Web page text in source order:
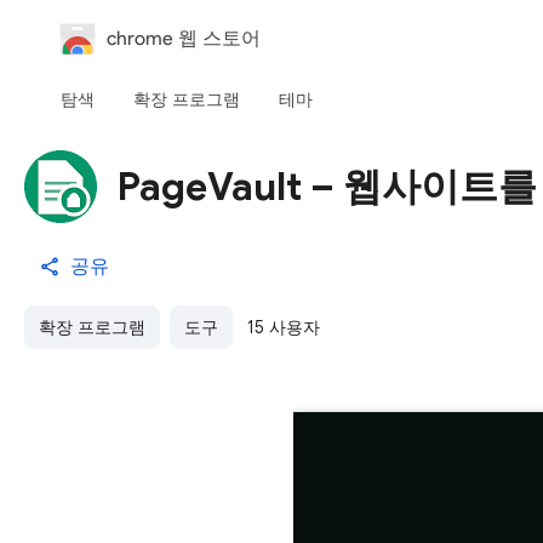
chrome 웹 스토어
탐색 확장 프로그램 테마
PageVault – 웹사이트
공유
확장 프로그램 도구 15 사용자